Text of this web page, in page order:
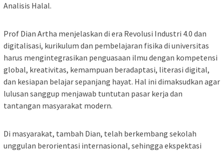
Analisis Halal.
Prof Dian Artha menjelaskan di era Revolusi Industri 4.0 dan
digitalisasi, kurikulum dan pembelajaran fisika di universitas
harus mengintegrasikan penguasaan ilmu dengan kompetensi
global, kreativitas, kemampuan beradaptasi, literasi digital,
dan kesiapan belajar sepanjang hayat. Hal ini dimaksudkan agar
lulusan sanggup menjawab tuntutan pasar kerja dan
tantangan masyarakat modern.
Di masyarakat, tambah Dian, telah berkembang sekolah
unggulan berorientasi internasional, sehingga ekspektasi